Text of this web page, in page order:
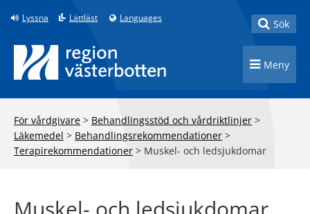
Till innehåll på sidan
Lyssna Lättläst Languages Toggle
Sök
Toggle
Meny
För vårdgivare > Behandlingsstöd och vårdriktlinjer >
Läkemedel > Behandlingsrekommendationer >
Terapirekommendationer > Muskel- och ledsjukdomar